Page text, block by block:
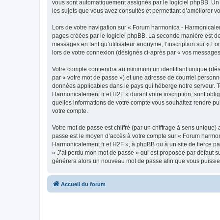
vous sont automatiquement assignés par le logiciel phpBB.
les sujets que vous avez consultés et permettant d’améliorer
Lors de votre navigation sur « Forum harmonica -
pages créées par le logiciel phpBB. La seconde manière est
messages en tant qu’utilisateur anonyme, l’inscription sur «
lors de votre connexion (désignés ci-après par « vos
Votre compte contiendra au minimum un identifiant unique
par « votre mot de passe ») et une adresse de courriel
données applicables dans le pays qui héberge notre serveur.
Harmonicalement.fr et H2F » durant votre inscription, sont
quelles informations de votre compte vous souhaitez rendre
votre compte.
Votre mot de passe est chiffré (par un chiffrage à sens
passe est le moyen d’accès à votre compte sur « Forum
Harmonicalement.fr et H2F », à phpBB ou à un site de tierce
« J’ai perdu mon mot de passe » qui est proposée par défaut
générera alors un nouveau mot de passe afin que vous
Accueil du forum